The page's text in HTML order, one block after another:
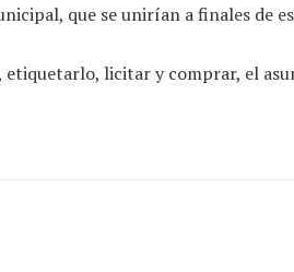
que se unirían a finales de
licitar y comprar, el